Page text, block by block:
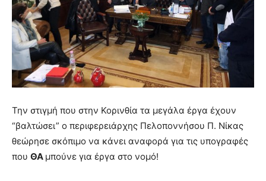
Την στιγμή που στην Κορινθία τα μεγάλα έργα έχουν
“βαλτώσει” ο περιφερειάρχης Πελοποννήσου Π. Νίκας
θεώρησε σκόπιμο να κάνει αναφορά για τις υπογραφές
που ΘΑ μπούνε για έργα στο νομό!